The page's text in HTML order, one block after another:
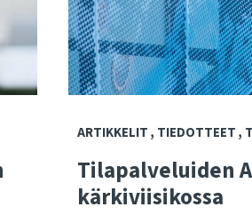
ARTIKKELIT TIEDOTTEET
Tilapalveluiden
kärkiviisikossa